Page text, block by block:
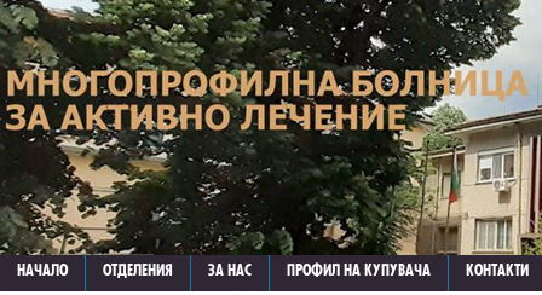
НАЧАЛО ОТДЕЛЕНИЯ ЗА НАС ПРОФИЛ НА КУПУВАЧА КОНТАКТИ